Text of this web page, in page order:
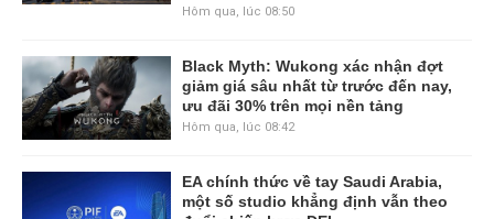
Hôm qua, lúc 08:50
Black Myth: Wukong xác nhận đợt
giảm giá sâu nhất từ trước đến nay,
ưu đãi 30% trên mọi nền tảng
Hôm qua, lúc 08:42
EA chính thức về tay Saudi Arabia,
một số studio khẳng định vẫn theo